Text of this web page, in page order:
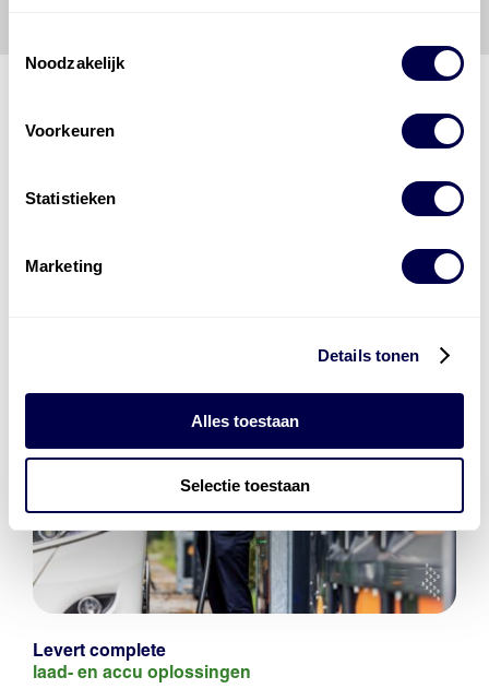
Noodzakelijk
Voorkeuren
Statistieken
Marketing
Details tonen
Alles toestaan
Selectie toestaan
Levert complete
laad- en accu oplossingen